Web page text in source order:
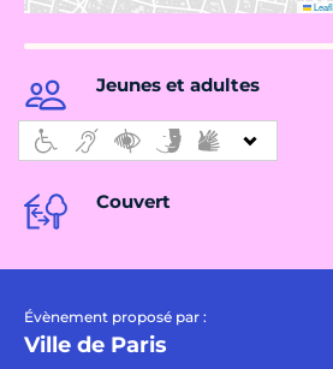
Jeunes et adultes
Couvert
Évènement proposé par :
Ville de Paris